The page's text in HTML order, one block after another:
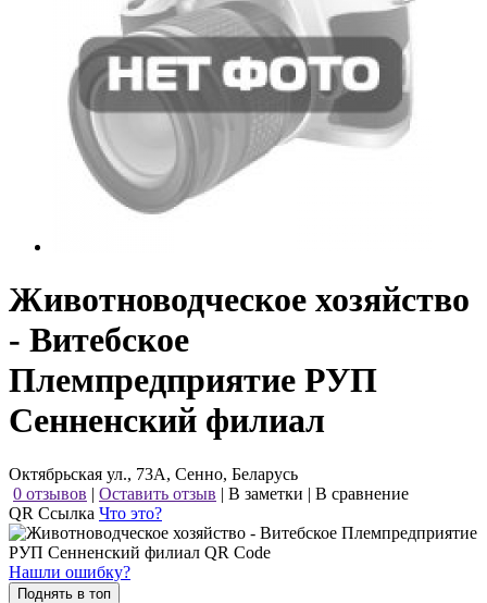
Животноводческое хозяйство
- Витебское
Племпредприятие РУП
Сенненский филиал
Октябрьская ул., 73А, Сенно, Беларусь
0 отзывов | Оставить отзыв | В заметки | В сравнение
QR Ссылка Что это?
Нашли ошибку?
Поднять в топ